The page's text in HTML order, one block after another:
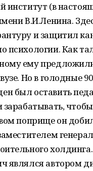
институт (в
В.И.Ленина.
и защитил
психологии. Как
ему
Но в голодные
был оставить
зарабатывать,
поприще он
являлся автором